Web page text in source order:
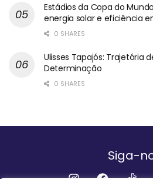
Estádios da Copa do
energia solar e eficiência
0 SHARES
Ulisses Tapajós: Trajetória
Determinação
0 SHARES
Siga-